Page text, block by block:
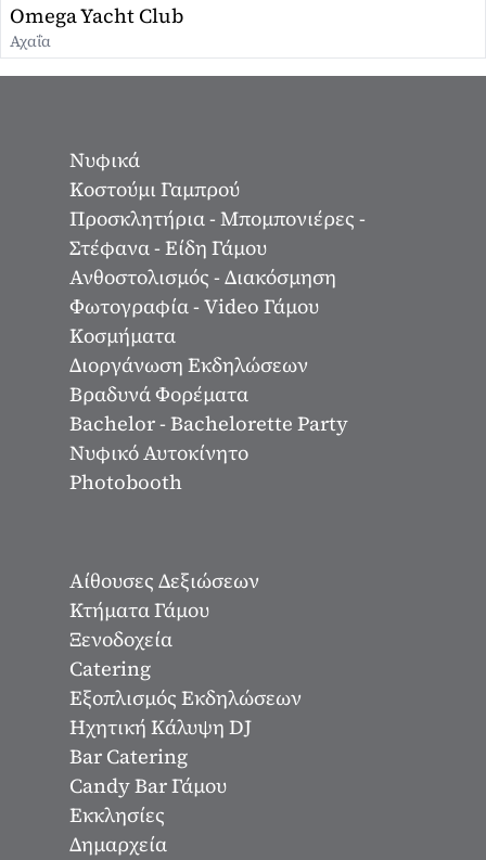
Omega Yacht Club
Αχαΐα
Νυφικά
Κοστούμι Γαμπρού
Προσκλητήρια - Μπομπονιέρες -
Στέφανα - Είδη Γάμου
Ανθοστολισμός - Διακόσμηση
Φωτογραφία - Video Γάμου
Κοσμήματα
Διοργάνωση Εκδηλώσεων
Βραδυνά Φορέματα
Bachelor - Bachelorette Party
Νυφικό Αυτοκίνητο
Photobooth
Αίθουσες Δεξιώσεων
Κτήματα Γάμου
Ξενοδοχεία
Catering
Εξοπλισμός Εκδηλώσεων
Ηχητική Κάλυψη DJ
Bar Catering
Candy Bar Γάμου
Εκκλησίες
Δημαρχεία